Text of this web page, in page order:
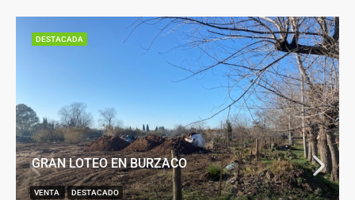
GRAN LOTEO EN BURZACO
VENTA DESTACADO
DESTACADA